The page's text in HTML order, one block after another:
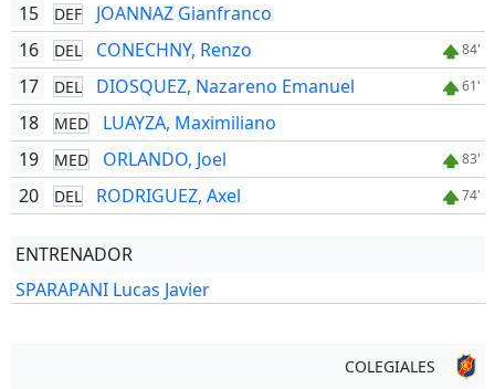
15
DEF
JOANNAZ Gianfranco
16
DEL CONECHNY, Renzo 84'
17 DEL DIOSQUEZ, Nazareno Emanuel 61'
18 MED
LUAYZA, Maximiliano
19
MED ORLANDO, Joel 83'
20 DEL RODRIGUEZ, Axel 74'
ENTRENADOR
SPARAPANI Lucas Javier
COLEGIALES